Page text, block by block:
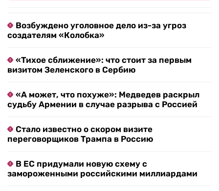
Возбуждено уголовное дело из-за угроз
создателям «Колобка»
«Тихое сближение»: что стоит за первым
визитом Зеленского в Сербию
«А может, что похуже»: Медведев раскрыл
судьбу Армении в случае разрыва с Россией
Стало известно о скором визите
переговорщиков Трампа в Россию
В ЕС придумали новую схему с
замороженными российскими миллиардами